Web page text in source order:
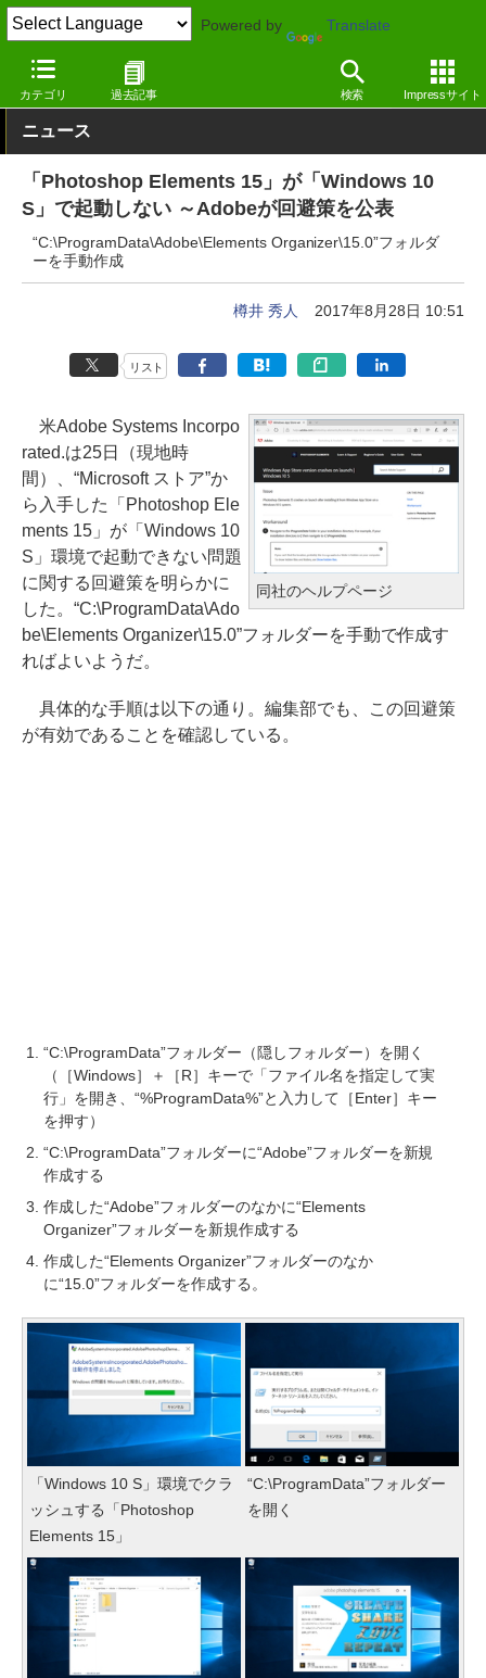
Powered by Translate
カテゴリ 過去記事 検索 Impressサイト
窓の杜 システム・ファイル Windows
ニュース
「Photoshop Elements 15」が「Windows 10
S」で起動しない ～Adobeが回避策を公表
“C:\ProgramData\Adobe\Elements Organizer\15.0”フォルダ
ーを手動作成
樽井 秀人 2017年8月28日 10:51
リスト
同社のヘルプページ
米Adobe Systems Incorpo
rated.は25日（現地時
間）、“Microsoft ストア”か
ら入手した「Photoshop Ele
ments 15」が「Windows 10
S」環境で起動できない問題
に関する回避策を明らかに
した。“C:\ProgramData\Ado
be\Elements Organizer\15.0”フォルダーを手動で作成す
ればよいようだ。
具体的な手順は以下の通り。編集部でも、この回避策
が有効であることを確認している。
“C:\ProgramData”フォルダー（隠しフォルダー）を開く
（［Windows］＋［R］キーで「ファイル名を指定して実
行」を開き、“%ProgramData%”と入力して［Enter］キー
を押す）
“C:\ProgramData”フォルダーに“Adobe”フォルダーを新規
作成する
作成した“Adobe”フォルダーのなかに“Elements
Organizer”フォルダーを新規作成する
作成した“Elements Organizer”フォルダーのなか
に“15.0”フォルダーを作成する。
「Windows 10 S」環境でクラ
ッシュする「Photoshop
Elements 15」
“C:\ProgramData”フォルダー
を開く